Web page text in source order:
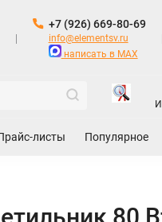
+7 (926) 669-80-69
info@elementsv.ru
написать в MAX
листы Популярное